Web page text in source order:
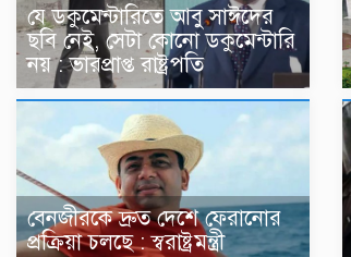
যে ডকুমেন্টারিতে আবু সাঈদের
ছবি নেই, সেটা কোনো ডকুমেন্টারি
নয় : ভারপ্রাপ্ত রাষ্ট্রপতি
বেনজীরকে দ্রুত দেশে ফেরানোর
প্রক্রিয়া চলছে : স্বরাষ্ট্রমন্ত্রী